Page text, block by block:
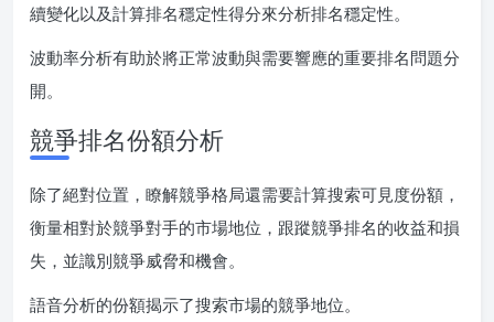
續變化以及計算排名穩定性得分來分析排名穩定性。
波動率分析有助於將正常波動與需要響應的重要排名問題分
開。
競爭排名份額分析
除了絕對位置，瞭解競爭格局還需要計算搜索可見度份額，
衡量相對於競爭對手的市場地位，跟蹤競爭排名的收益和損
失，並識別競爭威脅和機會。
語音分析的份額揭示了搜索市場的競爭地位。